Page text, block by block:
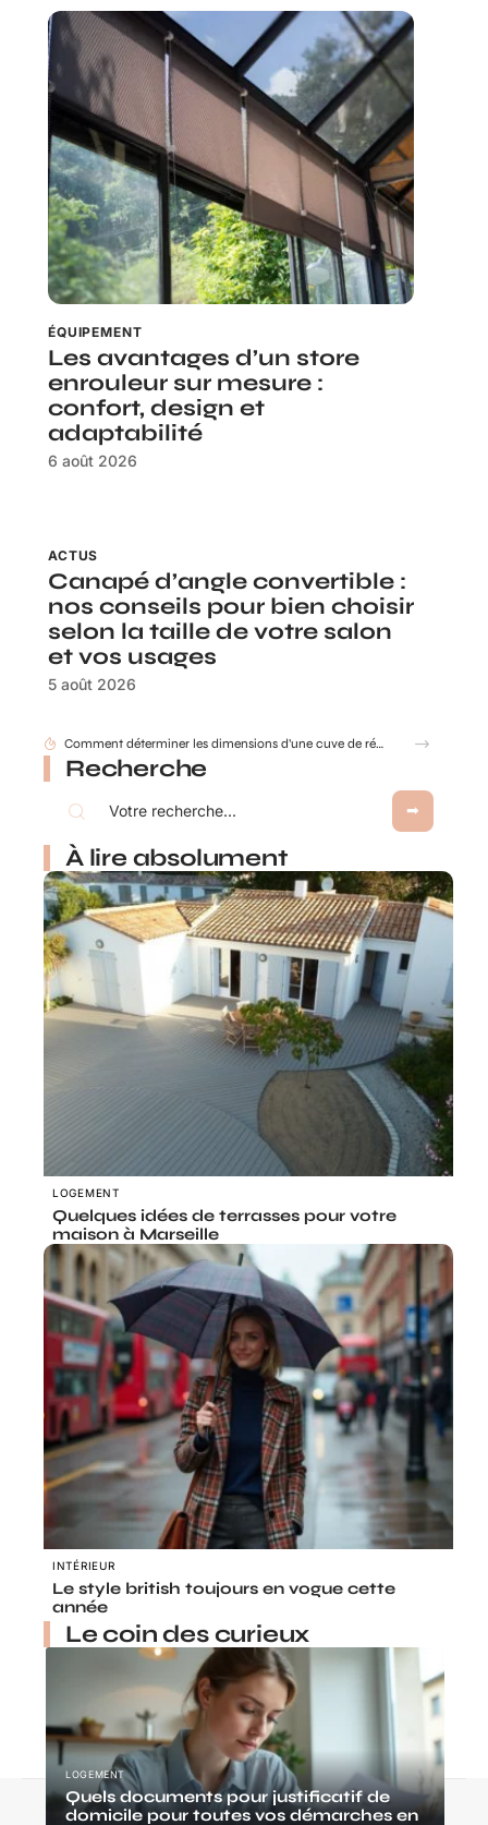
ÉQUIPEMENT
Les avantages d’un store
enrouleur sur mesure :
confort, design et
adaptabilité
6 août 2026
ACTUS
Canapé d’angle convertible :
nos conseils pour bien choisir
selon la taille de votre salon
et vos usages
5 août 2026
Comment déterminer les dimensions d’une cuve de récupération d’eau de pluie ?
Recherche
À lire absolument
LOGEMENT
Quelques idées de terrasses pour votre
maison à Marseille
INTÉRIEUR
Le style british toujours en vogue cette
année
Le coin des curieux
LOGEMENT
Quels documents pour justificatif de
domicile pour toutes vos démarches en
Contact Mentions légales Sitemap